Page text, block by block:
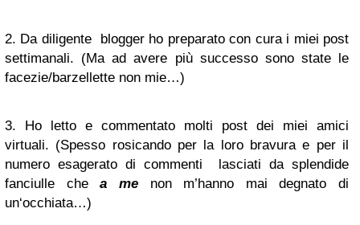
2. Da diligente blogger ho preparato con cura i miei post
settimanali. (Ma ad avere più successo sono state le
facezie/barzellette non mie…)
3. Ho letto e commentato molti post dei miei amici
virtuali. (Spesso rosicando per la loro bravura e per il
numero esagerato di commenti lasciati da splendide
fanciulle chea menon m’hanno mai degnato di
un‘occhiata…)